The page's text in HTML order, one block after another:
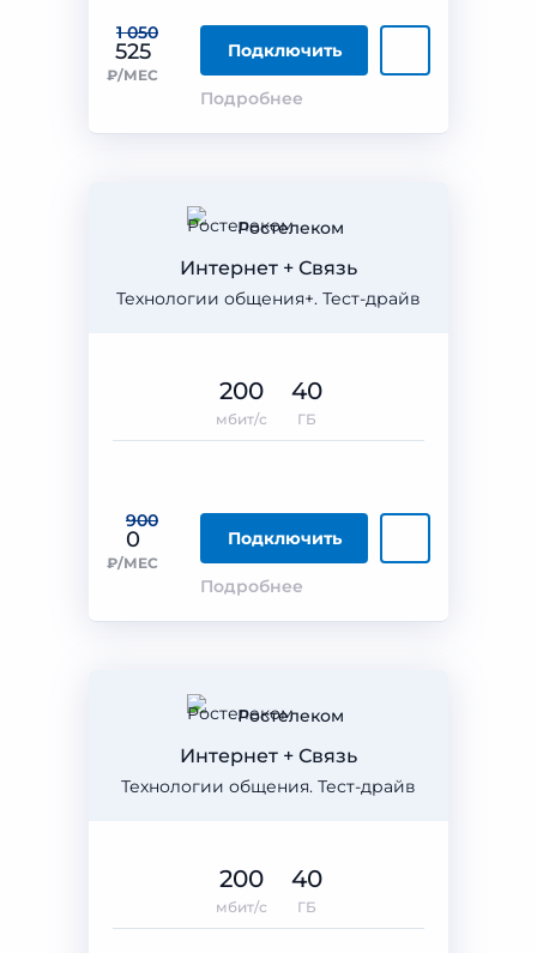
1 050
525
₽/МЕС
Подключить
Подробнее
Ростелеком
Технологии общения+. Тест-драйв
Интернет + Связь
900
0
₽/МЕС
Подключить
Подробнее
200
мбит/с
40
ГБ
Ростелеком
Технологии общения. Тест-драйв
Интернет + Связь
200
мбит/с
40
ГБ